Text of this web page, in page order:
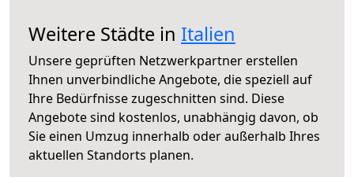
Weitere Städte in Italien
Unsere geprüften Netzwerkpartner erstellen
Ihnen unverbindliche Angebote, die speziell auf
Ihre Bedürfnisse zugeschnitten sind. Diese
Angebote sind kostenlos, unabhängig davon, ob
Sie einen Umzug innerhalb oder außerhalb Ihres
aktuellen Standorts planen.